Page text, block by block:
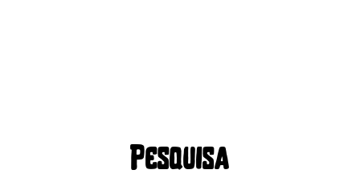
Pesquisa